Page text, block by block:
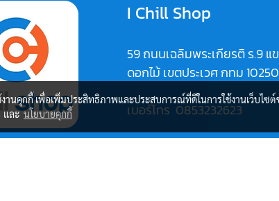
I Chill Shop
59 ถนนเฉลิมพระเกียรติ ร.9 แ
ดอกไม้ เขตประเวศ กทม 10250
เบอร์โทร 0853232623
งานคุกกี้ เพื่อเพิ่มประสิทธิภาพและประสบการณ์ที่ดีในการใช้งานเว็บไซ
และนโยบายคุกกี้